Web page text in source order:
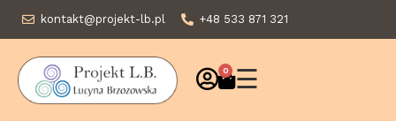
kontakt@projekt-lb.pl +48 533 871 321
0 ☰